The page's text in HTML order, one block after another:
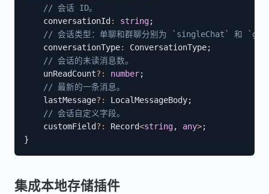
// 会话 ID。
	conversationId
: string;
// 会话类型：单聊和群聊分别为 `singleChat` 和
	conversationType
: ConversationType;
// 会话的未读消息数。
	unReadCount
? : number;
// 最新的一条消息。
	lastMessage
? : LocalMessageBody;
// 会话自定义字段。
	customField
? : Record<string, any>;
}
集成本地存储插件